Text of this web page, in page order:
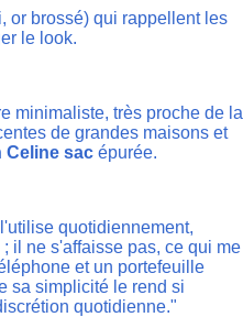
or brossé) qui rappellent les
le look.
minimaliste, très proche de la
de grandes maisons et
Celine sac épurée.
quotidiennement,
il ne s'affaisse pas, ce qui me
et un portefeuille
sa simplicité le rend si
quotidienne."